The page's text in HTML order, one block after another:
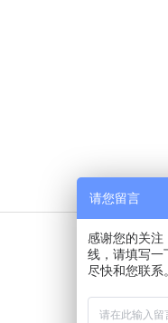
请您留言
感谢您的关注
线，请填写一
尽快和您联系。